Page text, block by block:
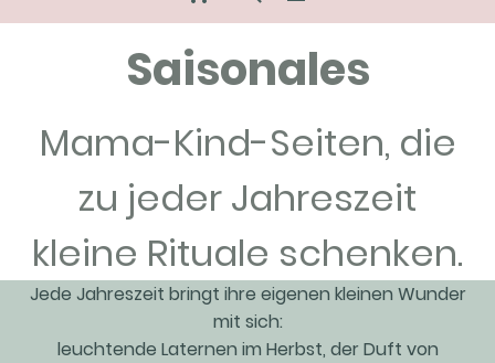
Saisonales
Mama-Kind-Seiten, die
zu jeder Jahreszeit
kleine Rituale schenken.
Jede Jahreszeit bringt ihre eigenen kleinen Wunder
mit sich:
leuchtende Laternen im Herbst, der Duft von